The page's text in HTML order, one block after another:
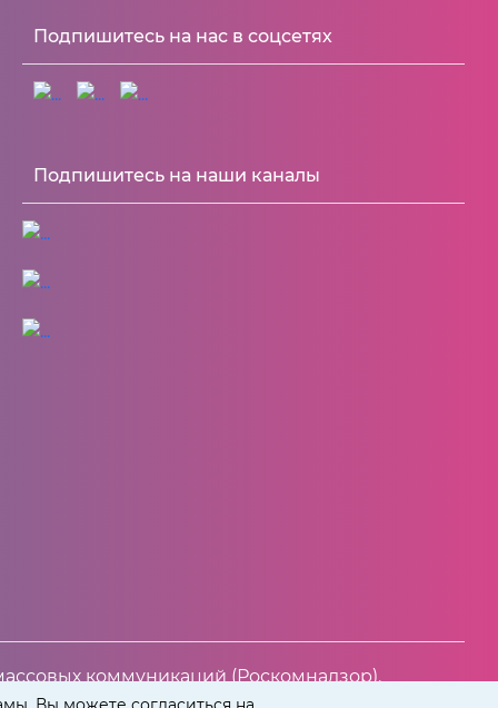
Подпишитесь на нас в соцсетях
Подпишитесь на наши каналы
коммуникаций (Роскомнадзор).